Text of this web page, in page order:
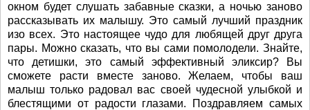
окном будет слушать забавные сказки, а ночью заново
рассказывать их малышу. Это самый лучший праздник
изо всех. Это настоящее чудо для любящей друг друга
пары. Можно сказать, что вы сами помолодели. Знайте,
что детишки, это самый эффективный эликсир? Вы
сможете расти вместе заново. Желаем, чтобы ваш
малыш только радовал вас своей чудесной улыбкой и
блестящими от радости глазами. Поздравляем самых